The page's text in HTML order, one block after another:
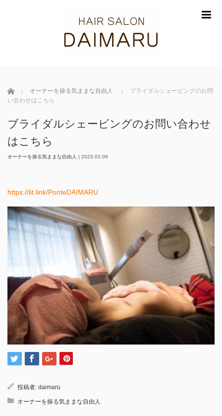
ホーム オーナーを操る気ままな自由人
ブライダルシェービングのお問
い合わせはこちら
ブライダルシェービングのお問い合わせ
はこちら
オーナーを操る気ままな自由人 | 2023.02.09
https://lit.link/PonteDAIMARU
投稿者: daimaru
オーナーを操る気ままな自由人